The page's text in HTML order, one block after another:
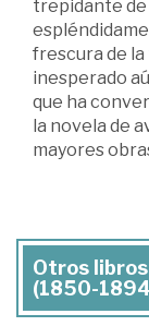
trepidante de
frescura de
inesperado
que ha
la novela de
mayores
Otros
(1850-